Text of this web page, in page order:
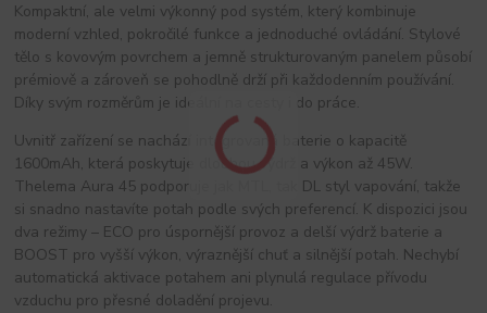
Kompaktní, ale velmi výkonný pod systém, který kombinuje
moderní vzhled, pokročilé funkce a jednoduché ovládání. Stylové
tělo s kovovým povrchem a jemně strukturovaným panelem působí
prémiově a zároveň se pohodlně drží při každodenním používání.
Díky svým rozměrům je ideální na cesty i do práce.
Uvnitř zařízení se nachází integrovaná baterie o kapacitě
1600mAh, která poskytuje dlouhou výdrž a výkon až 45W.
Thelema Aura 45 podporuje jak MTL, tak DL styl vapování, takže
si snadno nastavíte potah podle svých preferencí. K dispozici jsou
dva režimy – ECO pro úspornější provoz a delší výdrž baterie a
BOOST pro vyšší výkon, výraznější chuť a silnější potah. Nechybí
automatická aktivace potahem ani plynulá regulace přívodu
vzduchu pro přesné doladění projevu.